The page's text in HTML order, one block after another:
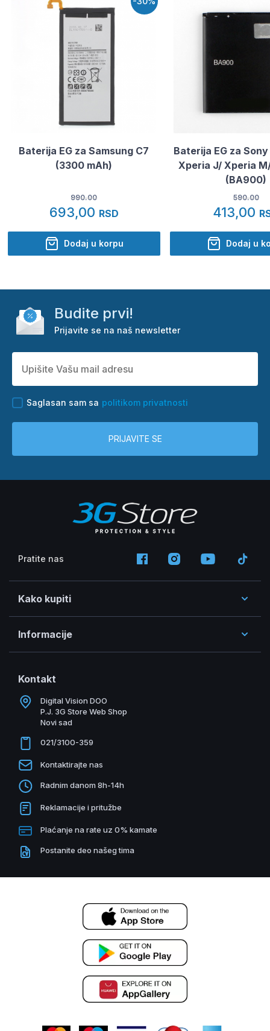
Baterija EG za Samsung C7
(3300 mAh)
990.00
693,00 RSD
Dodaj u korpu
Baterija EG za
Xperia J/ Xperia
(BA900)
590.00
413,00
Dodaj u
Budite prvi!
Prijavite se na naš newsletter
Saglasan sam sa politikom privatnosti
PRIJAVITE SE
Pratite nas
Kako kupiti
Informacije
Kontakt
Digital Vision DOO
P.J. 3G Store Web Shop
Novi sad
021/3100-359
Kontaktirajte nas
Radnim danom 8h-14h
Reklamacije i pritužbe
Plaćanje na rate uz 0% kamate
Postanite deo našeg tima